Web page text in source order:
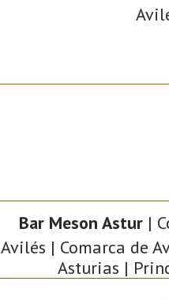
Bar Meson Astur|
Avilés | Comarca de
Asturias |